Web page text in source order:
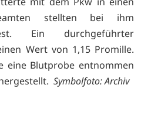
stellten bei ihm
Ein durchgeführter
Wert von 1,15 Promille.
eine Blutprobe entnommen
Symbolfoto: Archiv